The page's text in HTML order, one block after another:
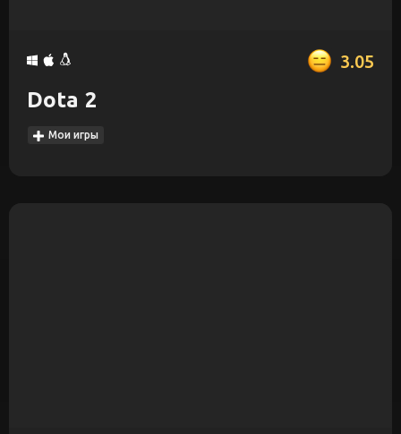
3.05
Dota 2
Мои игры